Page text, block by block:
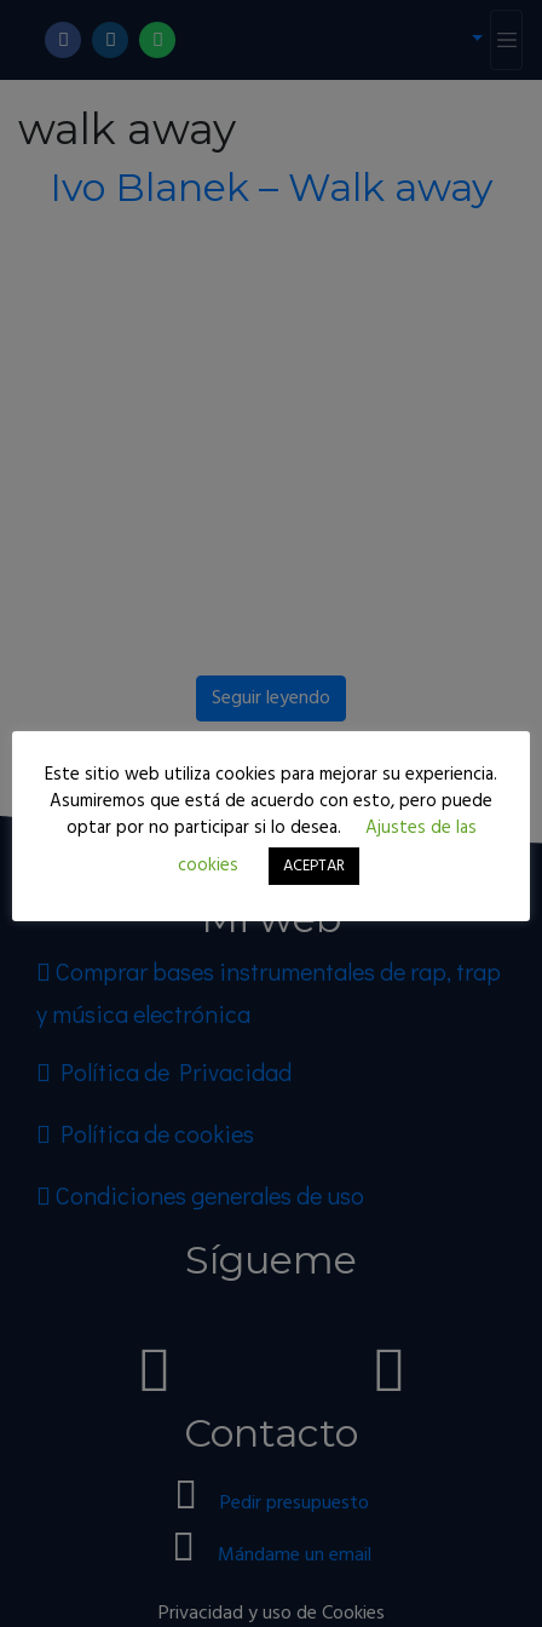
walk away
Ivo Blanek – Walk away
Seguir leyendo
Mi web
Comprar bases instrumentales de rap, trap
y música electrónica
Política de Privacidad
Política de cookies
Condiciones generales de uso
Sígueme
Contacto
Pedir presupuesto
Mándame un email
Privacidad y uso de Cookies
Este sitio web utiliza cookies para mejorar su experiencia.
Asumiremos que está de acuerdo con esto, pero puede
optar por no participar si lo desea.
Ajustes de las
cookies
ACEPTAR